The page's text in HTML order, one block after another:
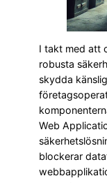
I takt med att
robusta
skydda
Web
blockerar